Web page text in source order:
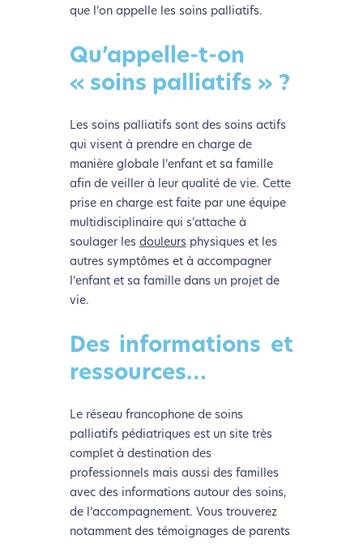
que l’on appelle les soins palliatifs.
Qu’appelle-t-on
« soins palliatifs » ?
Les soins palliatifs sont des soins actifs
qui visent à prendre en charge de
manière globale l’enfant et sa famille
afin de veiller à leur qualité de vie. Cette
prise en charge est faite par une équipe
multidisciplinaire qui s’attache à
soulager les douleursphysiques et les
autres symptômes et à accompagner
l’enfant et sa famille dans un projet de
vie.
Des informations et
ressources…
Le réseau francophone de soins
palliatifs pédiatriques est un site très
complet à destination des
professionnels mais aussi des familles
avec des informations autour des soins,
de l’accompagnement. Vous trouverez
notamment des témoignages de parents